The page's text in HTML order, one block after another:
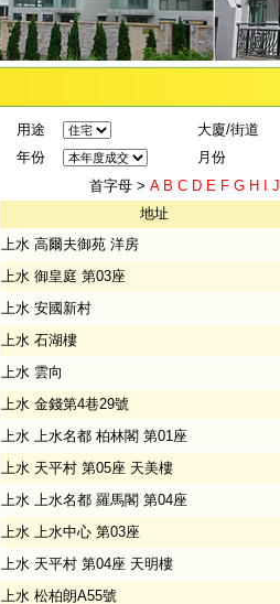
用途
大廈/街道
年份
月份
首字母 > A B C D E F G H
J
地址
上水 高爾夫御苑 洋房
上水 御皇庭 第03座
上水 安國新村
上水 石湖樓
上水 雲向
上水 金錢第4巷29號
上水 上水名都 柏林閣 第01座
上水 天平村 第05座 天美樓
上水 上水名都 羅馬閣 第04座
上水 上水中心 第03座
上水 天平村 第04座 天明樓
上水 松柏朗A55號